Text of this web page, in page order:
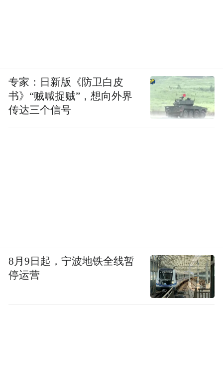
专家：日新版《防卫白皮
书》“贼喊捉贼”，想向外界
传达三个信号
8月9日起，宁波地铁全线暂
停运营